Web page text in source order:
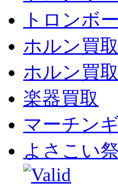
トロンボ
ホルン買
ホルン買
楽器買取
マーチン
よさこい